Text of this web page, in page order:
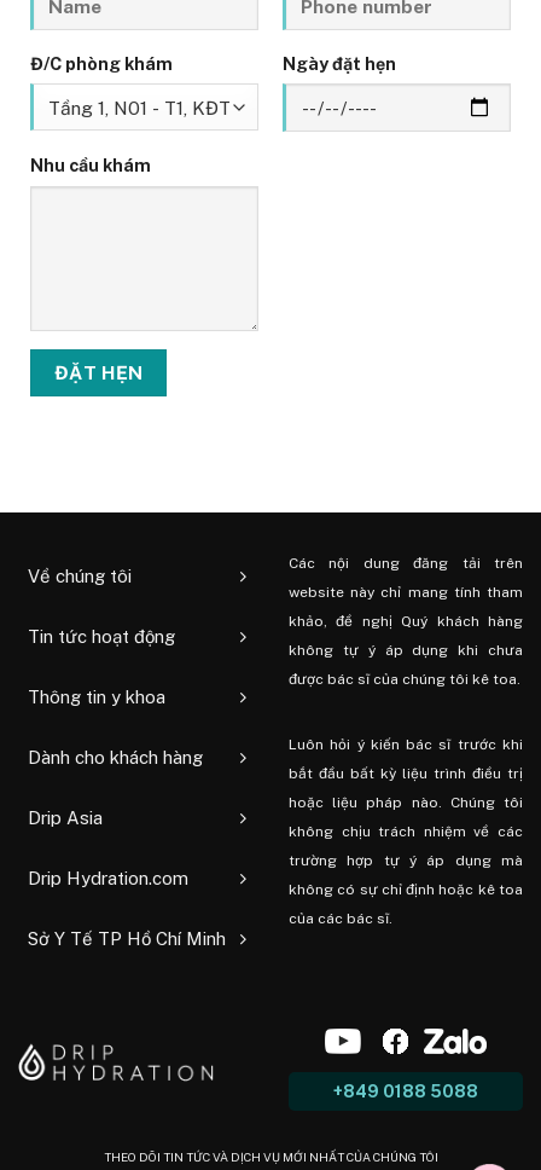
Đ/C phòng khám Ngày đặt hẹn
Nhu cầu khám
Về chúng tôi
Tin tức hoạt động
Thông tin y khoa
Dành cho khách hàng
Drip Asia
Drip Hydration.com
Sở Y Tế TP Hồ Chí Minh
Các nội dung đăng tải trên
website này chỉ mang tính tham
khảo, đề nghị Quý khách hàng
không tự ý áp dụng khi chưa
được bác sĩ của chúng tôi kê toa.
Luôn hỏi ý kiến ​​bác sĩ trước khi
bắt đầu bất kỳ liệu trình điều trị
hoặc liệu pháp nào. Chúng tôi
không chịu trách nhiệm về các
trường hợp tự ý áp dụng mà
không có sự chỉ định hoặc kê toa
của các bác sĩ.
+849 0188 5088
THEO DÕI TIN TỨC VÀ DỊCH VỤ MỚI NHẤT CỦA CHÚNG TÔI